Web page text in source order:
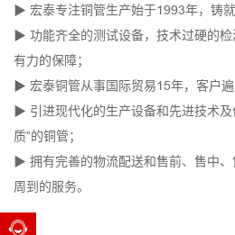
▶ 宏泰专注铜管生产始于1993年，铸就
▶ 功能齐全的测试设备，技术过硬的
有力的保障；
▶ 宏泰铜管从事国际贸易15年，客户遍
▶ 引进现代化的生产设备和先进技术及
质”的铜管；
▶ 拥有完善的物流配送和售前、售中
周到的服务。